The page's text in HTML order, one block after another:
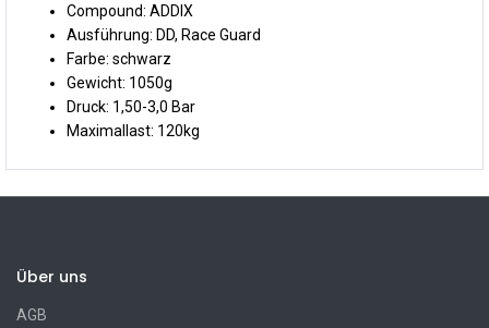
Compound: ADDIX
Ausführung: DD, Race Guard
Farbe: schwarz
Gewicht: 1050g
Druck: 1,50-3,0 Bar
Maximallast: 120kg
Über uns
AGB